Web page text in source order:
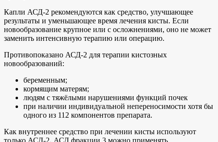
Капли АСД-2 рекомендуются как средство, улучшающее
результаты и уменьшающее время лечения кисты. Если
новообразование крупное или с осложнениями, оно не может
заменить интенсивную терапию или операцию.
Противопоказано АСД-2 для терапии кистозных
новообразований:
беременным;
кормящим матерям;
людям с тяжёлыми нарушениями функций почек
при наличии индивидуальной непереносимости хотя бы
одного из 112 компонентов препарата.
Как внутреннее средство при лечении кисты используют
только АСД-2. АСД фракции 3 можно применять